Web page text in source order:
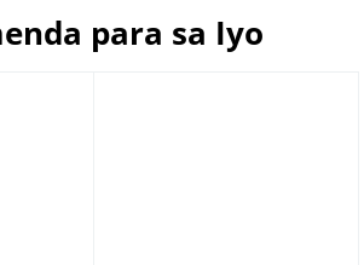
para sa Iyo